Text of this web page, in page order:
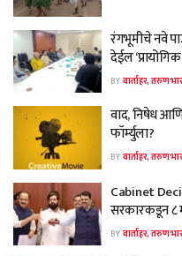
रंगभूमीचे नवे
देईल
BYवार्ताहर, तरुण
वाद, निषेध
फॉर्म्युला?
BYवार्ताहर, तरुण
Cabinet
सरकारकडून ८
BYवार्ताहर, तरुण